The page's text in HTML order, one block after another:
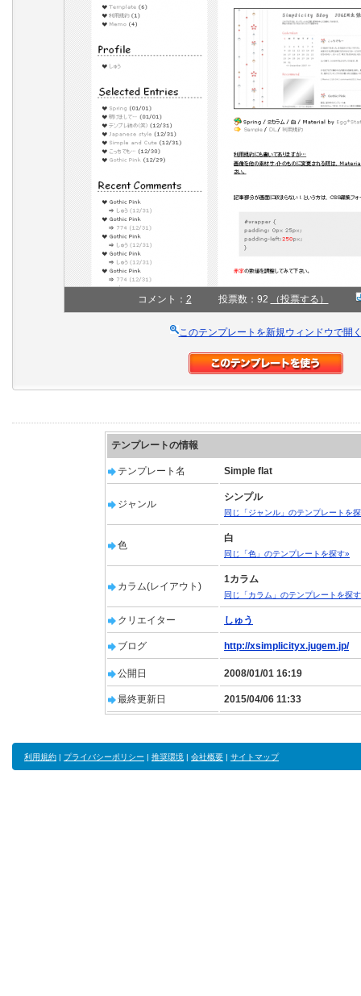
コメント： 2 投票数：92 （投票する）
このテンプレートを新規ウィンドウで開
テンプレートの情報
テンプレート名 Simple flat
ジャンル
シンプル
同じ「ジャンル」のテンプレートを
色
白
同じ「色」のテンプレートを探す»
カラム(レイアウト)
1カラム
同じ「カラム」のテンプレートを探
クリエイター しゅう
ブログ http://xsimplicityx.jugem.jp/
公開日 2008/01/01 16:19
最終更新日 2015/04/06 11:33
利用規約 | プライバシーポリシー | 推奨環境 | 会社概要 | サイトマップ